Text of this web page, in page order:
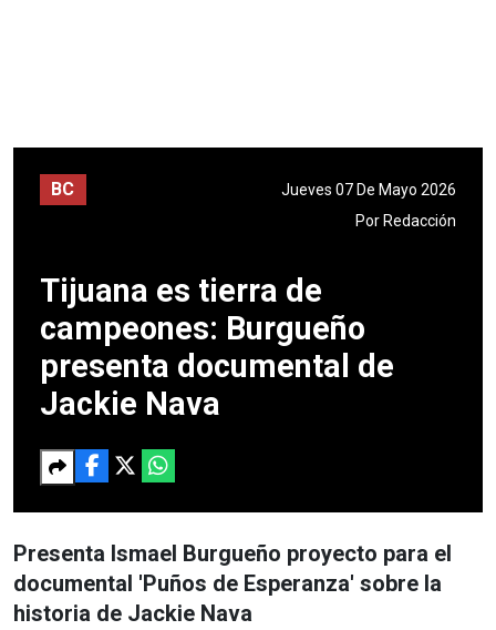
BC
Jueves 07 De Mayo 2026
Por Redacción
Tijuana es tierra de
campeones: Burgueño
presenta documental de
Jackie Nava
Presenta Ismael Burgueño proyecto para el
documental 'Puños de Esperanza' sobre la
historia de Jackie Nava